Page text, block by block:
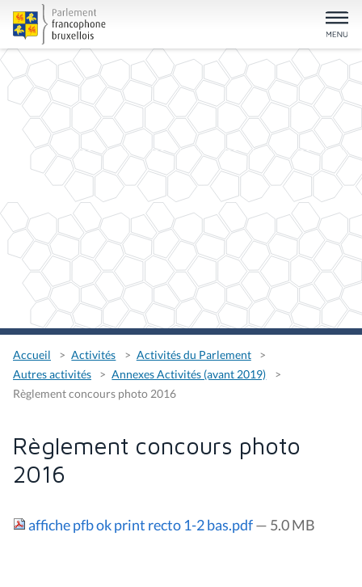
Accueil Activités
Activités du Parlement
Autres activités
Annexes Activités (avant 2019)
Règlement concours photo 2016
Règlement concours photo
2016
affiche pfb ok print recto 1-2 bas.pdf— 5.0 MB